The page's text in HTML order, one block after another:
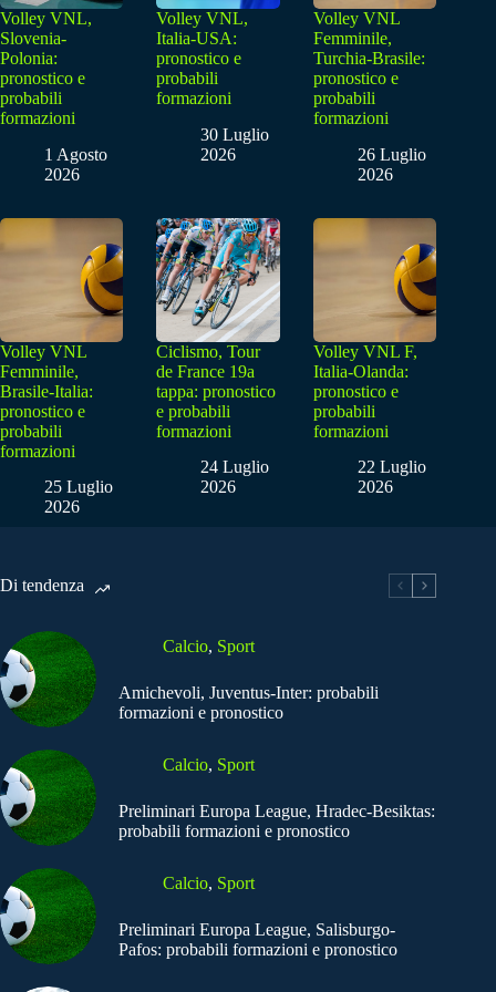
Volley VNL,
Slovenia-
Polonia:
pronostico e
probabili
formazioni
1 Agosto
2026
Volley VNL,
Italia-USA:
pronostico e
probabili
formazioni
30 Luglio
2026
Volley VNL
Femminile,
Turchia-Brasile:
pronostico e
probabili
formazioni
26 Luglio
2026
Volley VNL
Femminile,
Brasile-Italia:
pronostico e
probabili
formazioni
25 Luglio
2026
Ciclismo, Tour
de France 19a
tappa: pronostico
e probabili
formazioni
24 Luglio
2026
Volley VNL F,
Italia-Olanda:
pronostico e
probabili
formazioni
22 Luglio
2026
Di tendenza
Calcio, Sport
Amichevoli, Juventus-Inter: probabili
formazioni e pronostico
Calcio, Sport
Preliminari Europa League, Hradec-Besiktas:
probabili formazioni e pronostico
Calcio, Sport
Preliminari Europa League, Salisburgo-
Pafos: probabili formazioni e pronostico